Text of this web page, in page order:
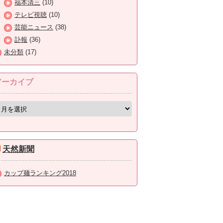
福本清三 (10)
テレビ視聴 (10)
芸能ニュース (38)
訃報 (36)
未分類 (17)
ーカイブ
天然新聞
カップ麺ランキング2018